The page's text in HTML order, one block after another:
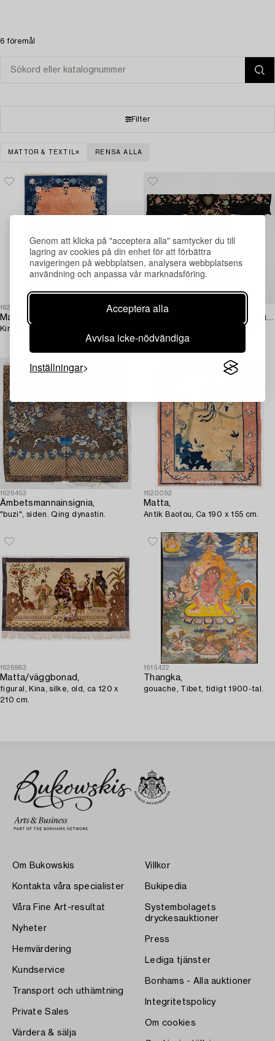
Genom att klicka på "acceptera alla" samtycker du till
lagring av cookies på din enhet för att förbättra
navigeringen på webbplatsen, analysera webbplatsens
användning och anpassa vår marknadsföring.
Acceptera alla
Avvisa icke-nödvändiga
Inställningar
6 föremål
Filter
MATTOR & TEXTIL RENSA ALLA
1628923
Matta,
Kina, old, ca 265 x 175 cm.
1627069
Dräkt för Pekingopera (jingju 京剧),
1900-tal.
1626453
Ämbetsmannainsignia,
"buzi", siden. Qing dynastin.
1620092
Matta,
Antik Baotou, Ca 190 x 155 cm.
1626983
Matta/väggbonad,
figural, Kina, silke, old, ca 120 x
210 cm.
1615422
Thangka,
gouache, Tibet, tidigt 1900-tal.
Om Bukowskis
Kontakta våra specialister
Våra Fine Art-resultat
Nyheter
Hemvärdering
Kundservice
Transport och uthämtning
Private Sales
Värdera & sälja
Villkor
Bukipedia
Systembolagets
dryckesauktioner
Press
Lediga tjänster
Bonhams - Alla auktioner
Integritetspolicy
Om cookies